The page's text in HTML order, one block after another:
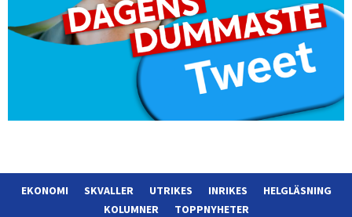
EKONOMI SKVALLER UTRIKES INRIKES
HELGLÄSNING
KOLUMNER
TOPPNYHETER